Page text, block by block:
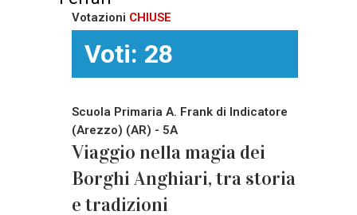
Votazioni CHIUSE
Voti: 28
Scuola Primaria A. Frank di Indicatore
(Arezzo) (AR) - 5A
Viaggio nella magia dei
Borghi Anghiari, tra storia
e tradizioni